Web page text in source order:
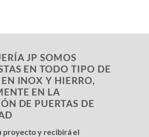
JP SOMOS
EN TODO TIPO DE
INOX Y HIERRO,
EN LA
DE PUERTAS DE
proyecto y recibirá el